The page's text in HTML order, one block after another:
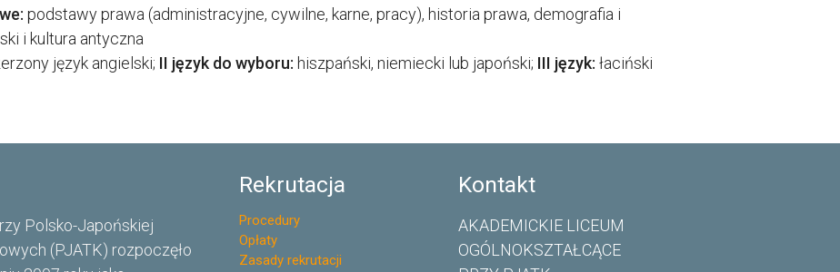
podstawy prawa (administracyjne, cywilne, karne, pracy), historia prawa, demografia i
i kultura antyczna
język angielski; II język do wyboru: hiszpański, niemiecki lub japoński; III język: łaciński
Polsko-Japońskiej
(PJATK) rozpoczęło
Rekrutacja
Procedury
Opłaty
Zasady rekrutacji
Kontakt
AKADEMICKIE LICEUM
OGÓLNOKSZTAŁCĄCE